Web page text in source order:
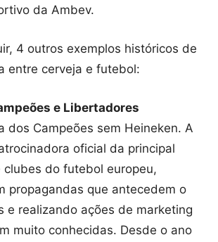
da Ambev.
4 outros exemplos históricos de
entre cerveja e futebol:
e Libertadores
dos Campeões sem Heineken. A
oficial da principal
clubes do futebol europeu,
propagandas que antecedem o
e realizando ações de marketing
muito conhecidas. Desde o ano